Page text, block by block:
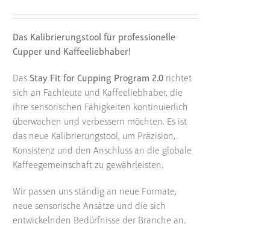
Das Kalibrierungstool für professionelle
Cupper und Kaffeeliebhaber!
Das Stay Fit for Cupping Program 2.0richtet
sich an Fachleute und Kaffeeliebhaber, die
ihre sensorischen Fähigkeiten kontinuierlich
überwachen und verbessern möchten. Es ist
das neue Kalibrierungstool, um Präzision,
Konsistenz und den Anschluss an die globale
Kaffeegemeinschaft zu gewährleisten.
Wir passen uns ständig an neue Formate,
neue sensorische Ansätze und die sich
entwickelnden Bedürfnisse der Branche an.